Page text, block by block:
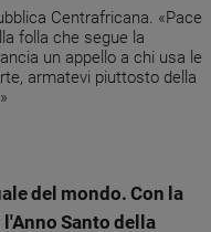
Centrafricana. «Pace
folla che segue la
un appello a chi usa le
armatevi piuttosto della
del mondo. Con la
Santo della